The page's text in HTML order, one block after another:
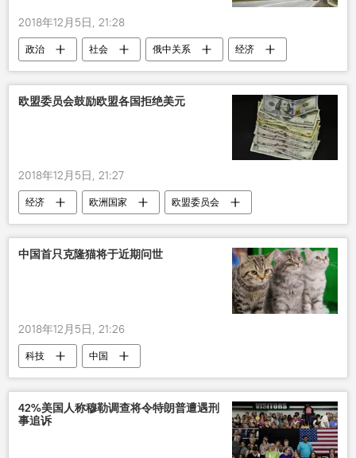
2018年12月5日, 21:28
政治 社会 俄中关系
经济
公路
欧盟委员会鼓励欧盟各国拒绝美元
2018年12月5日, 21:27
经济 欧洲国家
欧盟委员会
美元
拒绝
中国首只克隆猫将于近期问世
2018年12月5日, 21:26
科技 中国
42%美国人称穆勒调查将令特朗普遭遇刑
事追诉